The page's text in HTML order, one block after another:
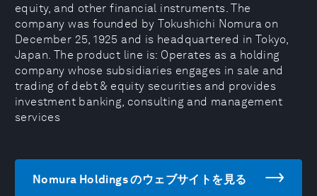
equity, and other financial instruments. The
company was founded by Tokushichi Nomura on
December 25, 1925 and is headquartered in Tokyo,
Japan. The product line is: Operates as a holding
company whose subsidiaries engages in sale and
trading of debt & equity securities and provides
investment banking, consulting and management
services
Nomura Holdings のウェブサイトを見る